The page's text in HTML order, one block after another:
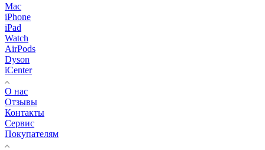
Mac
iPhone
iPad
Watch
AirPods
Dyson
iCenter
О нас
Отзывы
Контакты
Сервис
Покупателям